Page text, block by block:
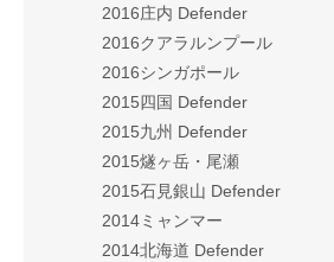
2016庄内 Defender
2016クアラルンプール
2016シンガポール
2015四国 Defender
2015九州 Defender
2015燧ヶ岳・尾瀬
2015石見銀山 Defender
2014ミャンマー
2014北海道 Defender